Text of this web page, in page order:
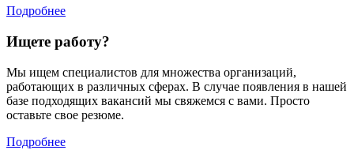
Подробнее
Ищете работу?
Мы ищем специалистов для множества организаций,
работающих в различных сферах. В случае появления в нашей
базе подходящих вакансий мы свяжемся с вами. Просто
оставьте свое резюме.
Подробнее